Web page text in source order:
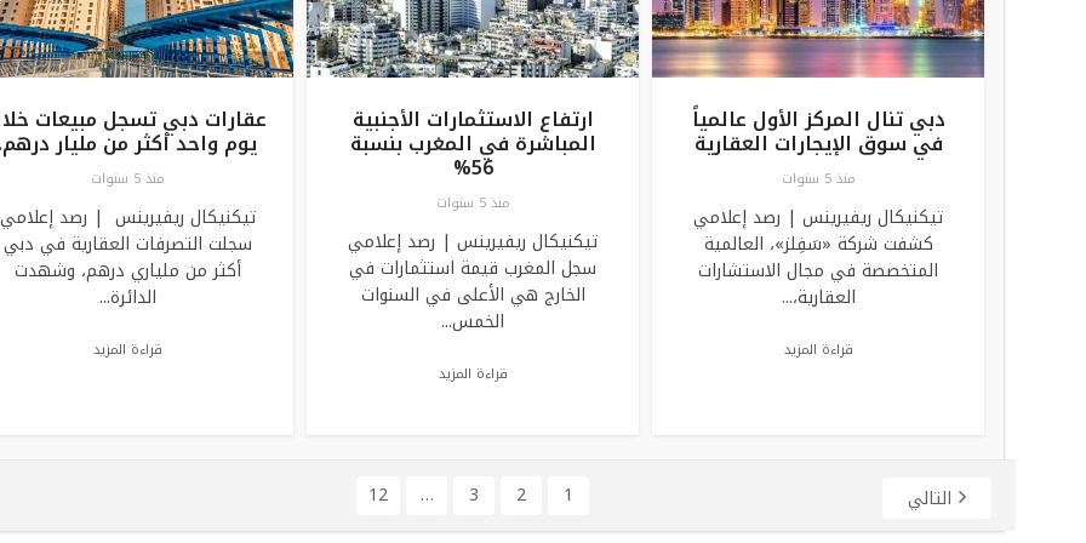
دبي تنال المركز الأول عالمياً
في سوق الإيجارات العقارية
منذ 5 سنوات
تيكنيكال ريفيرينس | رصد إعلامي
كشفت شركة «سَفِلز»، العالمية
المتخصصة في مجال الاستشارات
العقارية،...
قراءة المزيد
ارتفاع الاستثمارات الأجنبية
المباشرة في المغرب بنسبة
56%
منذ 5 سنوات
تيكنيكال ريفيرينس | رصد إعلامي
سجل المغرب قيمة استثمارات في
الخارج هي الأعلى في السنوات
الخمس...
قراءة المزيد
عقارات دبي تسجل مبيعات
يوم واحد أكثر من مليار
منذ 5 سنوات
تيكنيكال ريفيرينس | رصد إعلامي
سجلت التصرفات العقارية في دبي
أكثر من ملياري درهم، وشهدت
الدائرة...
قراءة المزيد
1
2
3
…
12 التالي